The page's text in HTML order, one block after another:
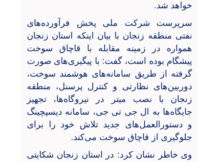
خواهد شد.
سرپرست شرکت ملی پخش فرآورده‌های
نفتی منطقه زنجان با بیان اینکه استان زنجان
همواره در زمینه مقابله با قاچاق سوخت
پیشگام بوده است، گفت: با پیگیری‌های صورت
گرفته از طریق سامانه‌های هوشمند سوخت،
دوربین‌های نظارتی و کنترل پرسنل، منطقه
زنجان با نصب میتر در نیروگاه‌ها، تجهیز
جایگاه‌ها به ال جی تی جی، سامانه دیسپچینگ
و دستورالعمل‌های جدید تلاش خود را برای
جلوگیری از قاچاق سوخت می‌کند.
وی خاطر نشان کرد: در استان زنجان شکایتی